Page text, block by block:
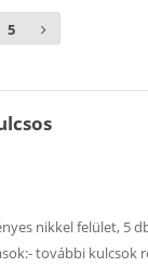
5
nikkel felület, 5
további kulcsok